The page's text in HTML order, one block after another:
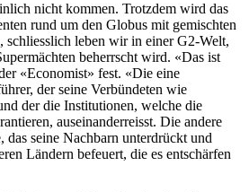
nicht kommen. Trotzdem wird das
rund um den Globus mit gemischten
leben wir in einer G2-Welt,
beherrscht wird. «Das ist
«Economist» fest. «Die eine
der seine Verbündeten wie
der die Institutionen, welche die
auseinanderreisst. Die andere
das seine Nachbarn unterdrückt und
Ländern befeuert, die es entschärfen